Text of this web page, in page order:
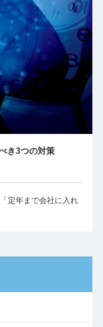
き3つの対策
定年まで会社に入れ